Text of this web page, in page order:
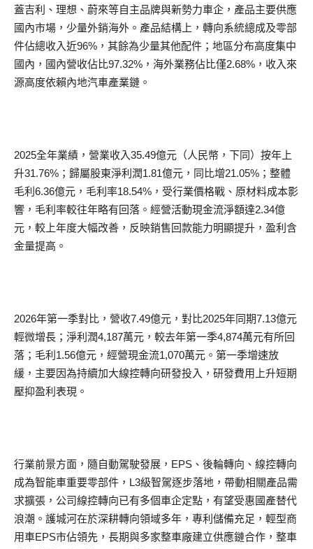
蓋吉利、理想、蔚來等自主品牌與新勢力車企，產品主要供應
國內市場，少量外銷海外。產品結構上，轉向系統總成及零部
件佔總收入近96%，其餘為少量其他配件；地區分布高度集中
國內，國內營收佔比97.32%，海外業務佔比僅2.68%，收入來
源高度依賴內地汽車產業鏈。
2025全年業績，營業收入35.49億元（人民幣，下同）按年上
升31.76%；歸屬股東淨利潤1.81億元，同比增21.05%；整體
毛利6.36億元，毛利率18.54%，受行業價格戰、原材料成本影
響，毛利率較往年略有回落。經營活動現金流淨額達2.34億
元，較上年度大幅改善，反映銷售回款能力明顯提升，盈利含
金量提高。
2026年第一季對比，營收7.49億元，對比2025年同期7.13億元
輕微增長；淨利潤4,187萬元，較去年第一季4,874萬元有所回
落；毛利1.56億元，經營現金流1,070萬元。第一季增速放
緩，主要因為持續加大線控轉向研發投入，研發費用上升短期
壓抑盈利表現。
行業前景方面，隨自動駕駛發展，EPS、後輪轉向、線控轉向
成為智能車重要零部件，L3級智駕逐步落地，帶動相關產品需
求擴張，公司線控轉向已有多個車企定點，有望受惠國產替代
浪潮。護城河在於深耕轉向領域多年，專利儲備充足，輕型商
用車EPS市佔領先，長期與多家整車廠建立供應鏈合作，整車